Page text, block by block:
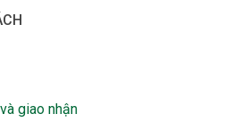
giao nhận